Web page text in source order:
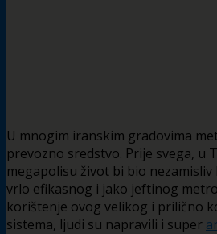
U mnogim iranskim gradovima
prevozno sredstvo. Prije svega, u
megapolisu život bi bio
vrlo efikasnog i jako jeftinog
korištenje ovog velikog i prilično
sistema, ljudi su napravili i super